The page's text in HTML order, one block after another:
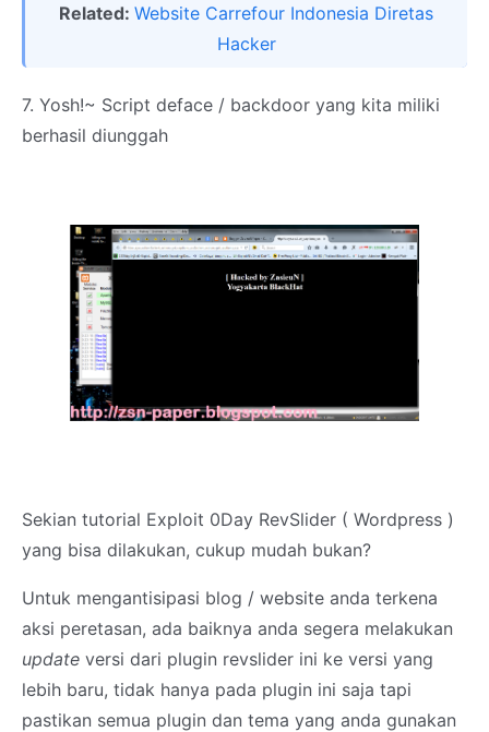
Related: Website Carrefour Indonesia Diretas
Hacker
7. Yosh!~ Script deface / backdoor yang kita miliki
berhasil diunggah
Sekian tutorial Exploit 0Day RevSlider ( Wordpress )
yang bisa dilakukan, cukup mudah bukan?
Untuk mengantisipasi blog / website anda terkena
aksi peretasan, ada baiknya anda segera melakukan
update versi dari plugin revslider ini ke versi yang
lebih baru, tidak hanya pada plugin ini saja tapi
pastikan semua plugin dan tema yang anda gunakan